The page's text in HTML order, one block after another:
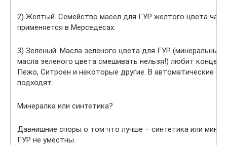
2) Желтый. Семейство масел для ГУР желтого цвета
применяется в Мерседесах.
3) Зеленый. Масла зеленого цвета для ГУР (минеральные
масла зеленого цвета смешивать нельзя!) любит концерн
Пежо, Ситроен и некоторые другие. В автоматические
подходят.
Минералка или синтетика?
Давнишние споры о том что лучше – синтетика или
ГУР не уместны.